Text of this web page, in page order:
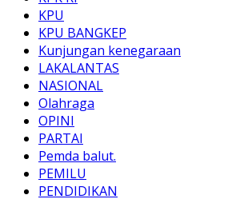
KPU
KPU BANGKEP
Kunjungan kenegaraan
LAKALANTAS
NASIONAL
Olahraga
OPINI
PARTAI
Pemda balut.
PEMILU
PENDIDIKAN